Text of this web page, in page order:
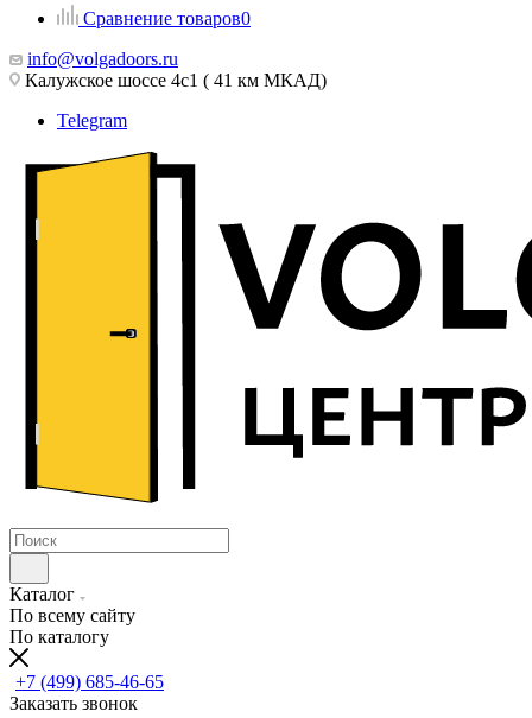
Сравнение товаров0
info@volgadoors.ru
Калужское шоссе 4с1 ( 41 км МКАД)
Telegram
Каталог
По всему сайту
По каталогу
+7 (499) 685-46-65
Заказать звонок